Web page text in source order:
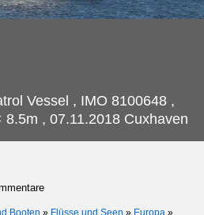
Vessel , IMO 8100648 ,
8.5m , 07.11.2018 Cuxhaven
Booten » Flüsse und Seen » Europa »